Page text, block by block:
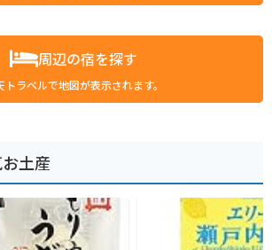
周辺の宿を探す
トラベルで地図が表示されます。
土産